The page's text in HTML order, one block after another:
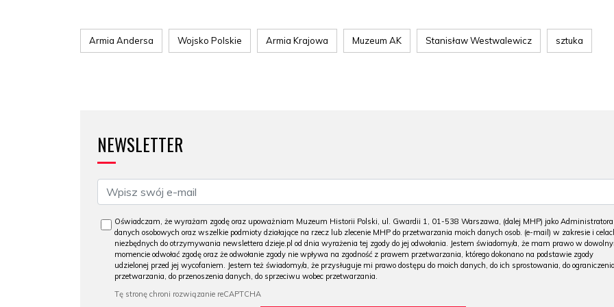
Armia Andersa Wojsko Polskie Armia Krajowa Muzeum AK Stanisław Westwalewicz sztuka
NEWSLETTER
Oświadczam, że wyrażam zgodę oraz upoważniam Muzeum Historii Polski, ul. Gwardii 1, 01-538 Warszawa, (dalej MHP) jako Administratora
danych osobowych oraz wszelkie podmioty działające na rzecz lub zlecenie MHP do przetwarzania moich danych osob. (e-mail) w zakresie i
niezbędnych do otrzymywania newslettera dzieje.pl od dnia wyrażenia tej zgody do jej odwołania. Jestem świadomy/a, że mam prawo w
momencie odwołać zgodę oraz że odwołanie zgody nie wpływa na zgodność z prawem przetwarzania, którego dokonano na podstawie zgody
udzielonej przed jej wycofaniem. Jestem też świadomy/a, że przysługuje mi prawo dostępu do moich danych, do ich sprostowania, do ograniczenia
przetwarzania, do przenoszenia danych, do sprzeciwu wobec przetwarzania.